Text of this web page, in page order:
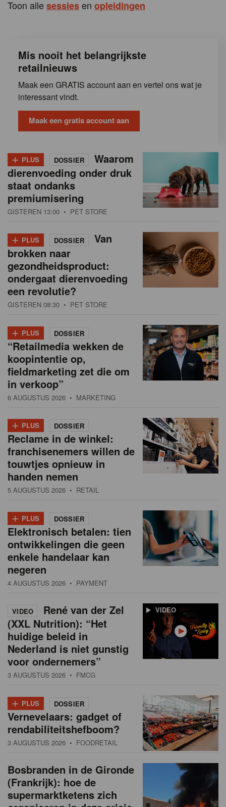
Toon allesessiesen opleidingen
Mis nooit het belangrijkste
retailnieuws
Maak een GRATIS account aan en vertel ons wat je
interessant vindt.
Maak een gratis account aan
+ PLUS DOSSIER
Waarom
dierenvoeding onder druk
staat ondanks
premiumisering
GISTEREN 13:00 • PET STORE
+ PLUS DOSSIER
Van
brokken naar
gezondheidsproduct:
ondergaat dierenvoeding
een revolutie?
GISTEREN 08:30 • PET STORE
+ PLUS DOSSIER
“Retailmedia wekken de
koopintentie op,
fieldmarketing zet die om
in verkoop”
6 AUGUSTUS 2026 • MARKETING
+ PLUS DOSSIER
Reclame in de winkel:
franchisenemers willen de
touwtjes opnieuw in
handen nemen
5 AUGUSTUS 2026 • RETAIL
+ PLUS DOSSIER
Elektronisch betalen: tien
ontwikkelingen die geen
enkele handelaar kan
negeren
4 AUGUSTUS 2026 • PAYMENT
VIDEO
VIDEO
René van der Zel
(XXL Nutrition): “Het
huidige beleid in
Nederland is niet gunstig
voor ondernemers”
3 AUGUSTUS 2026 • FMCG
+ PLUS DOSSIER
Vernevelaars: gadget of
rendabiliteitshefboom?
3 AUGUSTUS 2026 • FOODRETAIL
Bosbranden in de Gironde
(Frankrijk): hoe de
supermarktketens zich